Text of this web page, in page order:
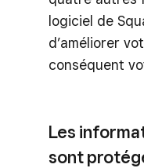
logiciel de
d’améliorer
conséquent
Les
sont